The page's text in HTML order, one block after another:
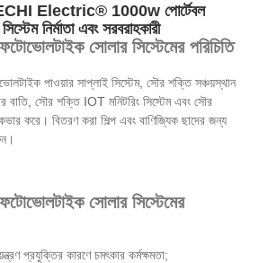
Electric® 1000w পোর্টেবল
নির্মাতা এবং সরবরাহকারী
সোলার সিস্টেমের পরিচিতি
পাওয়ার সাপ্লাই সিস্টেম, সৌর শক্তি সঞ্চয়স্থান
বাতি, সৌর শক্তি IOT মনিটরিং সিস্টেম এবং সৌর
করে। বিতরণ করা শিল্প এবং বাণিজ্যিক ছাদের জন্য
সোলার সিস্টেমের
প্রযুক্তির কারণে চমৎকার কর্মক্ষমতা;